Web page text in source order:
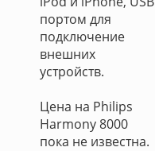
портом для
подключение
внешних
устройств.
Цена на Philips
Harmony 8000
пока не известна.